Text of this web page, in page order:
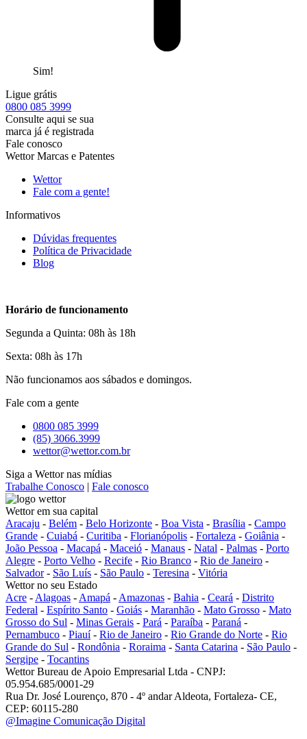
Sim!
Ligue grátis
0800 085 3999
Consulte aqui se sua
marca já é registrada
Fale conosco
Wettor Marcas e Patentes
Wettor
Fale com a gente!
Informativos
Dúvidas frequentes
Política de Privacidade
Blog
Horário de funcionamento
Segunda a Quinta: 08h às 18h
Sexta: 08h às 17h
Não funcionamos aos sábados e domingos.
Fale com a gente
0800 085 3999
(85) 3066.3999
wettor@wettor.com.br
Siga a Wettor nas mídias
Trabalhe Conosco | Fale conosco
Wettor em sua capital
Aracaju - Belém - Belo Horizonte - Boa Vista - Brasília - Campo
Grande - Cuiabá - Curitiba - Florianópolis - Fortaleza - Goiânia -
João Pessoa - Macapá - Maceió - Manaus - Natal - Palmas - Porto
Alegre - Porto Velho - Recife - Rio Branco - Rio de Janeiro -
Salvador- São Luís - São Paulo - Teresina - Vitória
Wettor no seu Estado
Acre - Alagoas - Amapá - Amazonas - Bahia - Ceará - Distrito
Federal - Espírito Santo - Goiás - Maranhão - Mato Grosso - Mato
Grosso do Sul - Minas Gerais - Pará - Paraíba - Paraná -
Pernambuco - Piauí- Rio de Janeiro - Rio Grande do Norte - Rio
Grande do Sul - Rondônia - Roraima - Santa Catarina - São Paulo -
Sergipe - Tocantins
Wettor Bureau de Apoio Empresarial Ltda - CNPJ:
05.954.685/0001-29
Rua Dr. José Lourenço, 870 - 4º andar Aldeota, Fortaleza- CE,
CEP: 60115-280
@Imagine Comunicação Digital